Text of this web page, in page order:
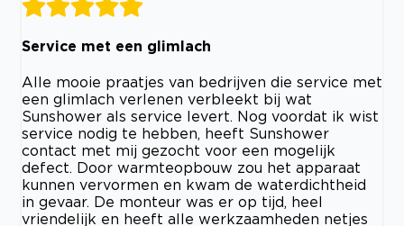
Service met een glimlach
Alle mooie praatjes van bedrijven die service met
een glimlach verlenen verbleekt bij wat
Sunshower als service levert. Nog voordat ik wist
service nodig te hebben, heeft Sunshower
contact met mij gezocht voor een mogelijk
defect. Door warmteopbouw zou het apparaat
kunnen vervormen en kwam de waterdichtheid
in gevaar. De monteur was er op tijd, heel
vriendelijk en heeft alle werkzaamheden netjes